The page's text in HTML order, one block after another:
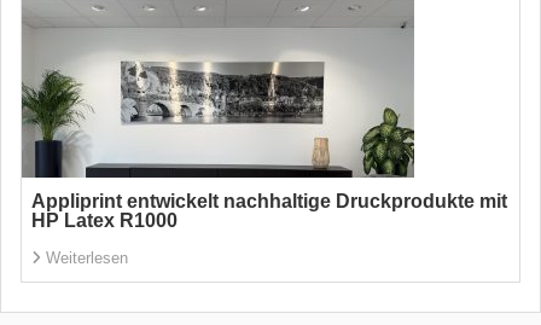
Appliprint entwickelt nachhaltige Druckprodukte mit
HP Latex R1000
Weiterlesen